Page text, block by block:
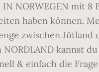
NORWEGEN mit 8
haben können.
zwischen
kannst
& einfach die